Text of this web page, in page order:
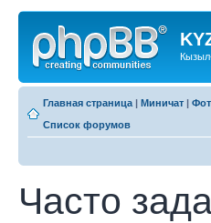
Главная страница | Миничат |
Список форумов
Часто